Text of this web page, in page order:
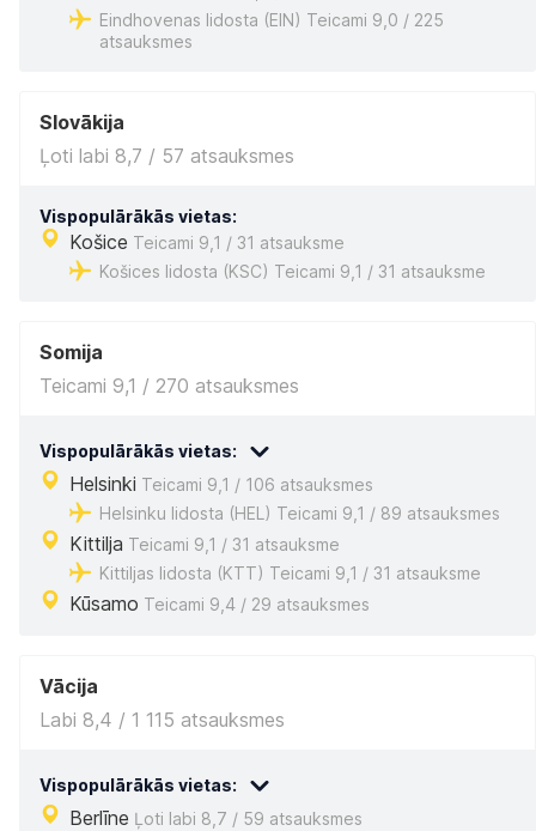
Eindhovenas lidosta (EIN) Teicami 9,0 / 225
atsauksmes
Slovākija
Ļoti labi 8,7 / 57 atsauksmes
Vispopulārākās vietas:
Košice Teicami 9,1 / 31 atsauksme
Košices lidosta (KSC) Teicami 9,1 / 31 atsauksme
Somija
Teicami 9,1 / 270 atsauksmes
Vispopulārākās vietas:
Helsinki Teicami 9,1 / 106 atsauksmes
Helsinku lidosta (HEL) Teicami 9,1 / 89 atsauksmes
Kittilja Teicami 9,1 / 31 atsauksme
Kittiljas lidosta (KTT) Teicami 9,1 / 31 atsauksme
Kūsamo Teicami 9,4 / 29 atsauksmes
Vācija
Labi 8,4 / 1 115 atsauksmes
Vispopulārākās vietas:
Berlīne Ļoti labi 8,7 / 59 atsauksmes